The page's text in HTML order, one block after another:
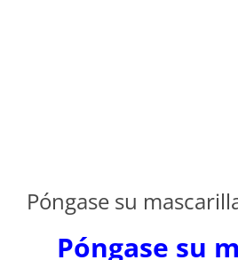
Póngase su
Póngase su